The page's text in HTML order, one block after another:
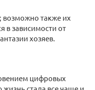
возможно также их
в зависимости от
хозяев.
цифровых
стала все чаще и